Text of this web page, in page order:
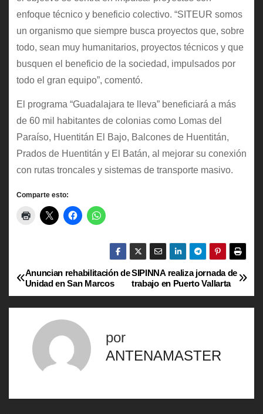
enfoque técnico y beneficio colectivo. “SITEUR somos
un organismo que siempre busca proyectos que, sobre
todo, sean muy humanitarios, proyectos técnicos y que
busquen el beneficio de la sociedad, impulsados por
todo el gran equipo”, comentó.
El programa “Guadalajara te lleva” beneficiará a más
de 60 mil habitantes de colonias como Lomas del
Paraíso, Huentitán El Bajo, Balcones de Huentitán,
Prados de Huentitán y El Batán, al mejorar su conexión
con rutas troncales y sistemas de transporte masivo.
Comparte esto:
N
a
a
SIPINNA realiza jornada de
trabajo en Puerto Vallarta
Anuncian rehabilitación de
Unidad en San Marcos
por
ANTENAMASTER